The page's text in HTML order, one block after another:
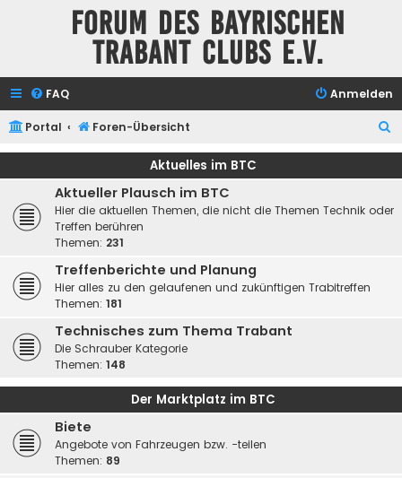
Forum des Bayrischen
Trabant Clubs e.V.
FAQ Anmelden
Portal Foren-Übersicht
u
Aktuelles im BTC
Aktueller Plausch im BTC
Hier die aktuellen Themen, die nicht die Themen Technik oder
Treffen berühren
Themen: 231
Treffenberichte und Planung
Hier alles zu den gelaufenen und zukünftigen Trabitreffen
Themen: 181
Technisches zum Thema Trabant
Die Schrauber Kategorie
Themen: 148
Der Marktplatz im BTC
Biete
Angebote von Fahrzeugen bzw. -teilen
Themen: 89